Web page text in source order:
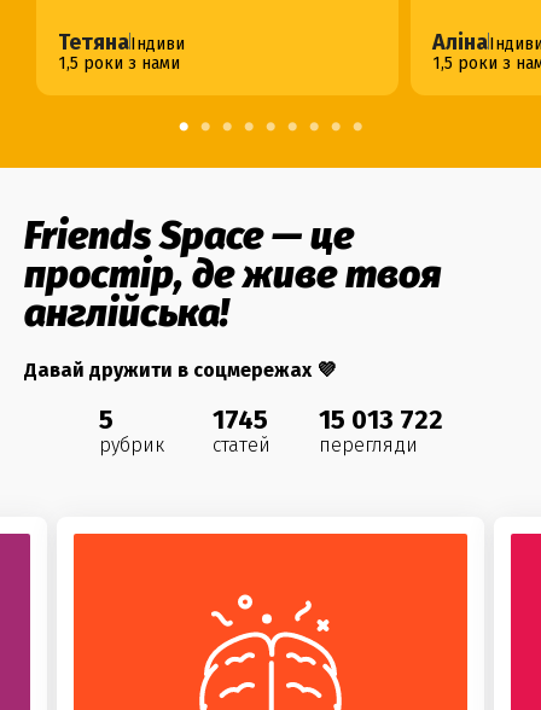
ТетянаІндиви
1,5 роки з нами
Аліна
1,5 роки з
Friends Space — це
простір, де живе твоя
англійська!
Давай дружити в соцмережах 💜
5
рубрик
1745
статей
15 013 722
перегляди